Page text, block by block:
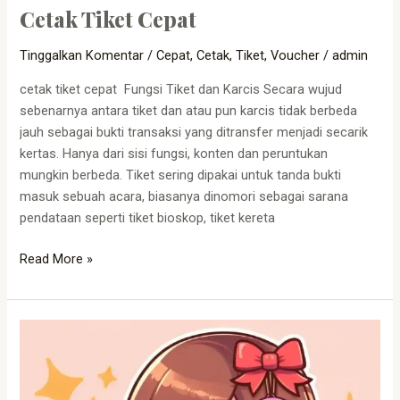
Cetak Tiket Cepat
Tinggalkan Komentar /Cepat,Cetak,Tiket,Voucher /admin
cetak tiket cepat Fungsi Tiket dan Karcis Secara wujud
sebenarnya antara tiket dan atau pun karcis tidak berbeda
jauh sebagai bukti transaksi yang ditransfer menjadi secarik
kertas. Hanya dari sisi fungsi, konten dan peruntukan
mungkin berbeda. Tiket sering dipakai untuk tanda bukti
masuk sebuah acara, biasanya dinomori sebagai sarana
pendataan seperti tiket bioskop, tiket kereta
Read More »
Murah
Bandung: